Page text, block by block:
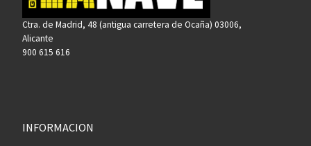
Ctra. de Madrid, 48 (antigua carretera de Ocaña) 03006,
Alicante
900 615 616
INFORMACION